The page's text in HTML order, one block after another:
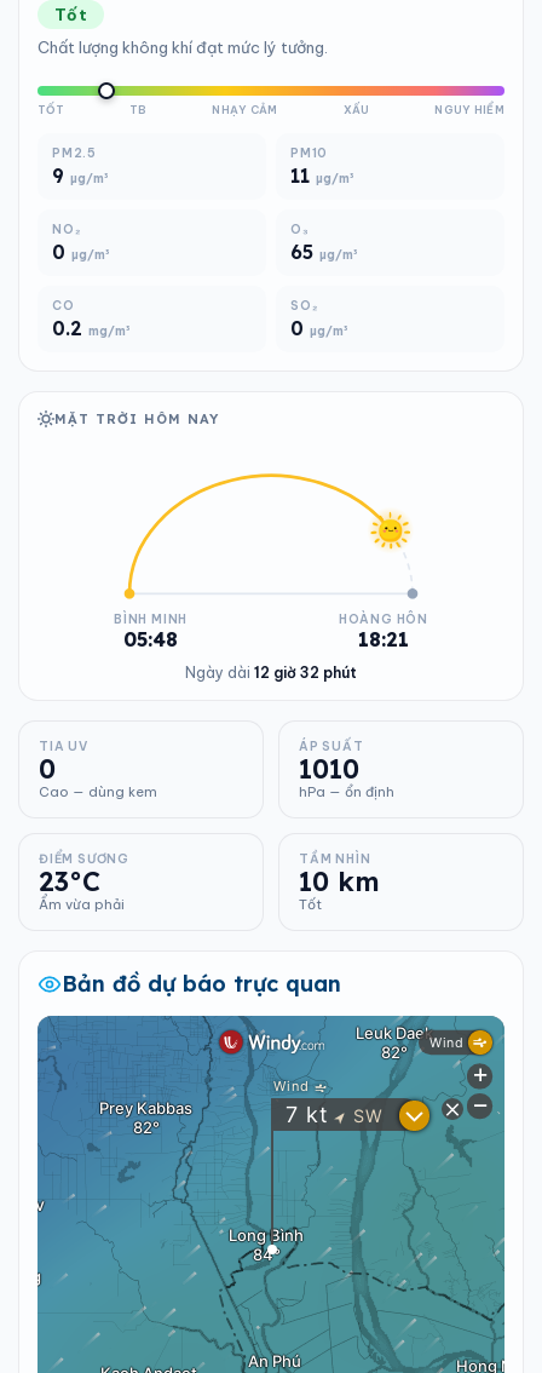
Tốt
Chất lượng không khí đạt mức lý tưởng.
TỐT TB NHẠY CẢM XẤU NGUY HIỂM
PM2.5
9 µg/m³
PM10
11 µg/m³
NO₂
0 µg/m³
O₃
65 µg/m³
CO
0.2 mg/m³
SO₂
0 µg/m³
MẶT TRỜI HÔM NAY
BÌNH MINH
05:48
HOÀNG HÔN
18:21
Ngày dài 12 giờ 32 phút
TIA UV
0
Cao — dùng kem
ÁP SUẤT
1010
hPa — ổn định
ĐIỂM SƯƠNG
23°C
Ẩm vừa phải
TẦM NHÌN
10 km
Tốt
Bản đồ dự báo trực quan